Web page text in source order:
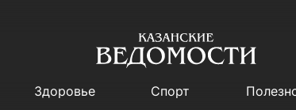
Здоровье Спорт